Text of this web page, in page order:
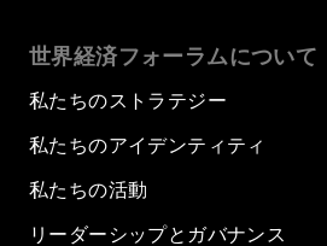
世界経済フォーラムについて
私たちのストラテジー
私たちのアイデンティティ
私たちの活動
リーダーシップとガバナンス